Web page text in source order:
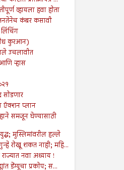
व्हायला हवा होता
कंबर कसावी
कुरआन)
उचलावीत
ऱ्हास
सोडणार
ऍक्शन प्लान
समजून घेण्यासाठी
मुस्लिमांवरील हल्ले
रोखू शकत नाही; महि...
नवा अध्याय !
डेंग्यूचा प्रकोप; स...